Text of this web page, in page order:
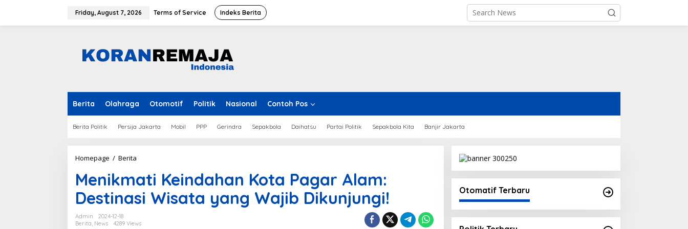
Friday, August 7, 2026 Terms of Service Indeks Berita
Berita Olahraga Otomotif Politik Nasional Contoh Pos
Berita Politik Persija Jakarta Mobil PPP Gerindra Sepakbola Daihatsu Partai Politik Sepakbola Kita Banjir Jakarta
Homepage / Berita
Kota
Pagar
Alam:
Destinasi
yang
Menikmati Keindahan Kota Pagar Alam:
Destinasi Wisata yang Wajib Dikunjungi!
Admin
2024-12-18
Berita, News 4289 Views
Otomatif Terbaru